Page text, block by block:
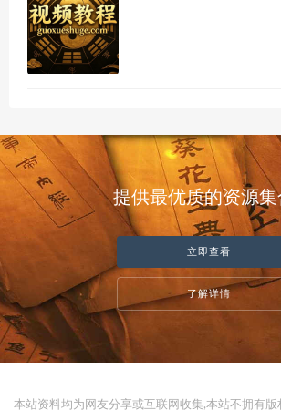
提供最优质的资源集
立即查看
了解详情
本站资料均为网友分享或互联网收集,本站不拥有